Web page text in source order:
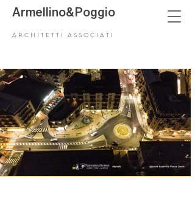
ARCHITETTI ASSOCIATI
Armellino&Poggio